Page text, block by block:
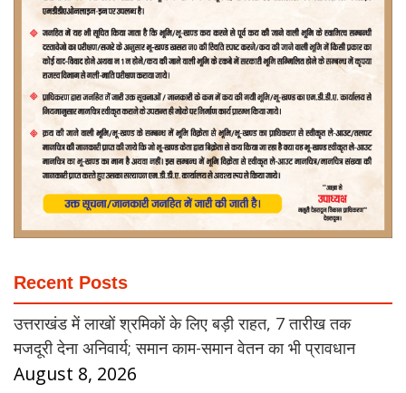
Recent Posts
उत्तराखंड में लाखों श्रमिकों के लिए बड़ी राहत, 7 तारीख तक
मजदूरी देना अनिवार्य; समान काम-समान वेतन का भी प्रावधान
August 8, 2026